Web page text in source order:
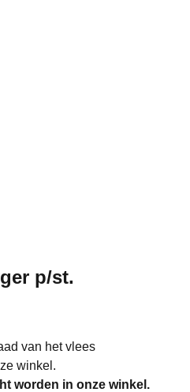
p/st.
van het vlees
winkel.
worden in onze winkel.